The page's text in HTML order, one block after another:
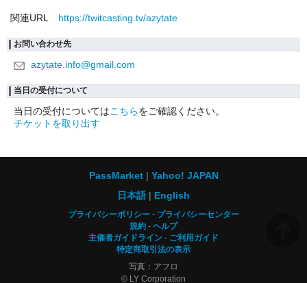
関連URL https://twitcasting.tv/azytate
お問い合わせ先
azytate.info@gmail.com
当日の受付について
当日の受付についてはこちらをご確認ください。
チケットを取り出す
PassMarket
Yahoo! JAPAN
日本語
English
プライバシーポリシー
プライバシーセンター
規約
ヘルプ
主催者ガイドライン
ご利用ガイド
特定商取引法の表示
写真：アフロ
© LY Corporation